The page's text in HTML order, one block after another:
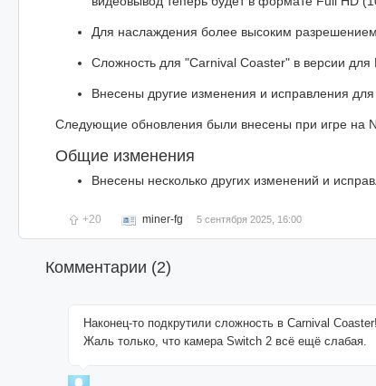
Для наслаждения более высоким
Сложность для "Carnival Coaster" в версии для
Внесены другие изменения и исправления для
Следующие обновления были внесены при игре на
Общие изменения
Внесены несколько других изменений и
+20 miner-fg 5 сентября 2025, 16:00
Комментарии (2)
Наконец-то подкрутили сложность в Carnival
Жаль только, что камера Switch 2 всё ещё слабая.